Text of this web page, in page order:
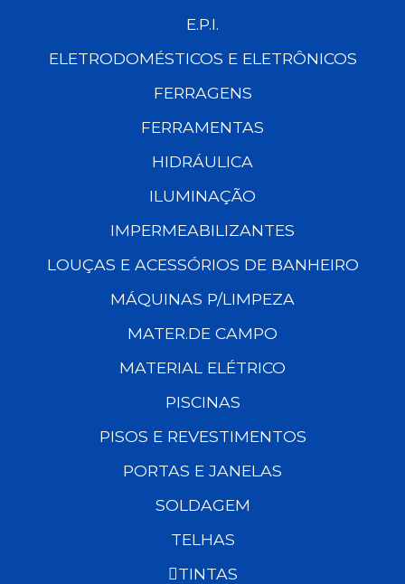
E.P.I.
ELETRODOMÉSTICOS E ELETRÔNICOS
FERRAGENS
FERRAMENTAS
HIDRÁULICA
ILUMINAÇÃO
IMPERMEABILIZANTES
LOUÇAS E ACESSÓRIOS DE BANHEIRO
MÁQUINAS P/LIMPEZA
MATER.DE CAMPO
MATERIAL ELÉTRICO
PISCINAS
PISOS E REVESTIMENTOS
PORTAS E JANELAS
SOLDAGEM
TELHAS
TINTAS